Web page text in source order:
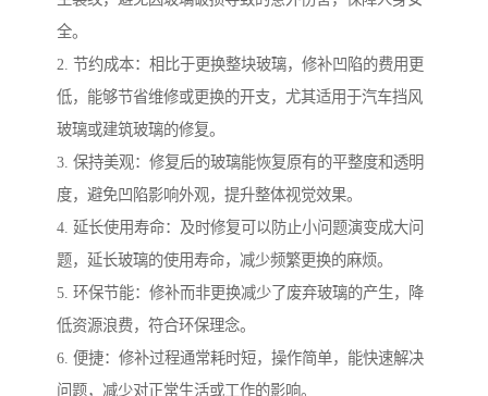
全。
2. 节约成本：相比于更换整块玻璃，修补凹陷的费用更
低，能够节省维修或更换的开支，尤其适用于汽车挡风
玻璃或建筑玻璃的修复。
3. 保持美观：修复后的玻璃能恢复原有的平整度和透明
度，避免凹陷影响外观，提升整体视觉效果。
4. 延长使用寿命：及时修复可以防止小问题演变成大问
题，延长玻璃的使用寿命，减少频繁更换的麻烦。
5. 环保节能：修补而非更换减少了废弃玻璃的产生，降
低资源浪费，符合环保理念。
6. 便捷：修补过程通常耗时短，操作简单，能快速解决
问题，减少对正常生活或工作的影响。